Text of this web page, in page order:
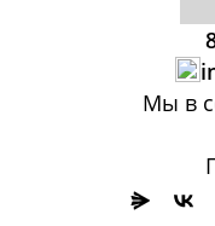
Мы в